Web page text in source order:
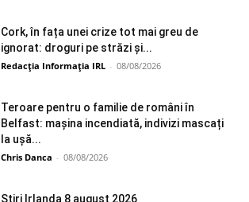
Cork, în fața unei crize tot mai greu de
ignorat: droguri pe străzi și...
Redacția Informația IRL - 08/08/2026
Teroare pentru o familie de români în
Belfast: mașina incendiată, indivizi mascați
la ușă...
Chris Danca - 08/08/2026
Știri Irlanda 8 august 2026